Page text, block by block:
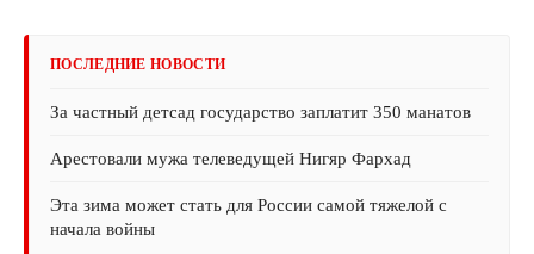
ПОСЛЕДНИЕ НОВОСТИ
За частный детсад государство заплатит 350 манатов
Арестовали мужа телеведущей Нигяр Фархад
Эта зима может стать для России самой тяжелой с
начала войны